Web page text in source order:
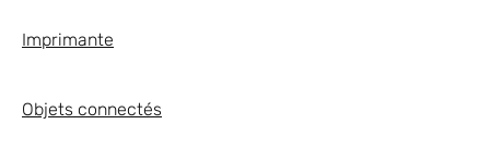
Imprimante
Objets connectés